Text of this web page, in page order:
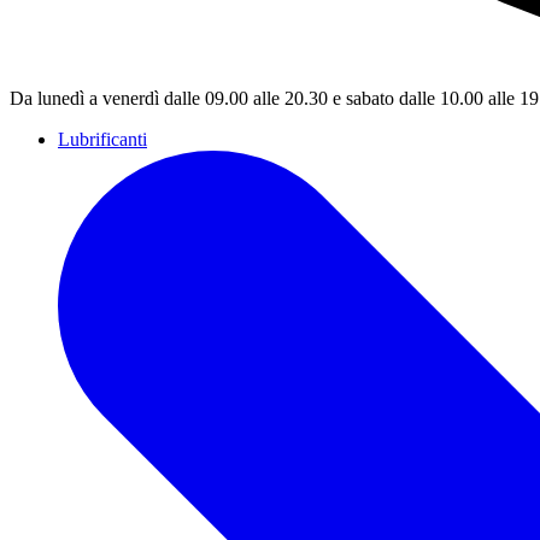
Da lunedì a venerdì dalle 09.00 alle 20.30 e sabato dalle 10.00 alle
Lubrificanti